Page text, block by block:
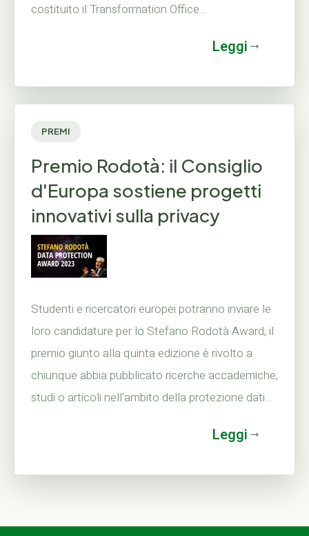
costituito il Transformation Office...
Leggi
PREMI
Premio Rodotà: il Consiglio
d'Europa sostiene progetti
innovativi sulla privacy
Studenti e ricercatori europei potranno inviare le
loro candidature per lo Stefano Rodotà Award, il
premio giunto alla quinta edizione è rivolto a
chiunque abbia pubblicato ricerche accademiche,
studi o articoli nell'ambito della protezione dati...
Leggi